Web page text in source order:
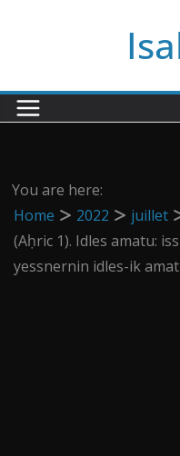
You are here:
Home
2022 juillet
(Aḥric 1). Idles amatu:
yessnernin idles-ik